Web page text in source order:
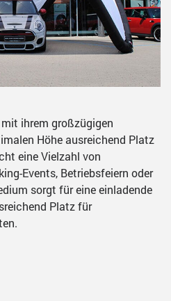
ihrem großzügigen
Höhe ausreichend Platz
eine Vielzahl von
Events, Betriebsfeiern oder
sorgt für eine einladende
Platz für